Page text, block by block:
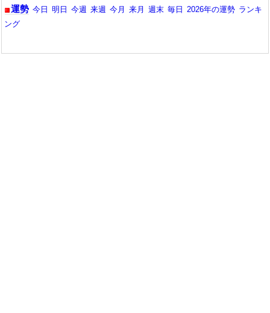
運勢 今日 明日 今週 来週 今月 来月 週末 毎日 2026年の運勢 ランキ
ング